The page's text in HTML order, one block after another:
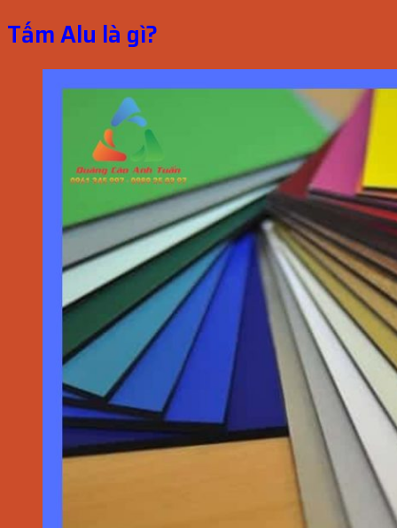
Tấm Alu là gì?